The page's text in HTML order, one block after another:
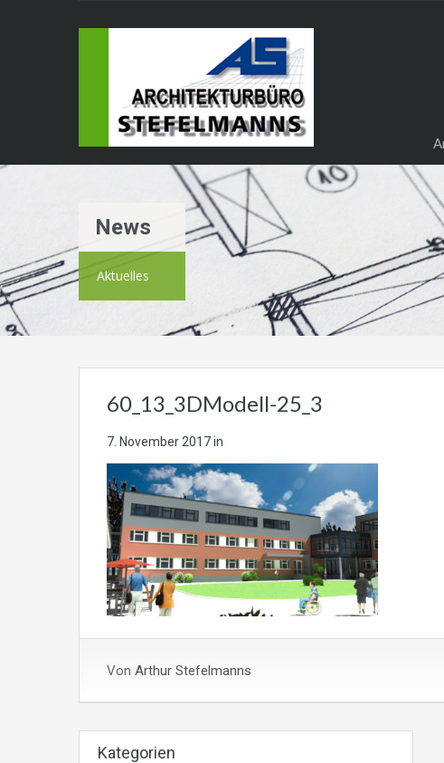
News
Aktuelles
60_13_3DModell-25_3
7. November 2017in
Von Arthur Stefelmanns
Kategorien